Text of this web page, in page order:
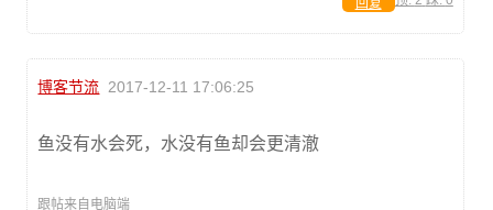
回复
博客节流 2017-12-11 17:06:25
鱼没有水会死，水没有鱼却会更清澈
跟帖来自电脑端